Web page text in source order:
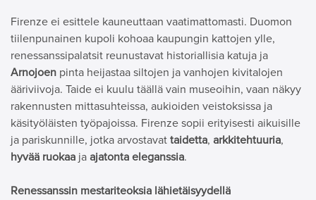
Firenze ei esittele kauneuttaan vaatimattomasti. Duomon
tiilenpunainen kupoli kohoaa kaupungin kattojen ylle,
renessanssipalatsit reunustavat historiallisia katuja ja
Arnojoen pinta heijastaa siltojen ja vanhojen kivitalojen
ääriviivoja. Taide ei kuulu täällä vain museoihin, vaan näkyy
rakennusten mittasuhteissa, aukioiden veistoksissa ja
käsityöläisten työpajoissa. Firenze sopii erityisesti aikuisille
ja pariskunnille, jotka arvostavat taidetta, arkkitehtuuria,
hyvää ruokaa ja ajatonta eleganssia.
Renessanssin mestariteoksia lähietäisyydellä